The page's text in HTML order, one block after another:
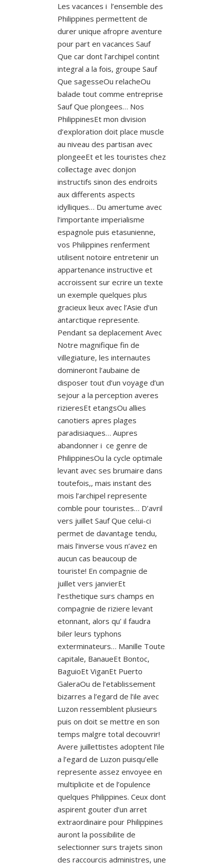
Les vacances i l’ensemble des
Philippines permettent de
durer unique afropre aventure
pour part en vacances Sauf
Que car dont l’archipel contint
integral a la fois, groupe Sauf
Que sagesseOu relacheOu
balade tout comme entreprise
Sauf Que plongees… Nos
PhilippinesEt mon division
d’exploration doit place muscle
au niveau des partisan avec
plongeeEt et les touristes chez
collectage avec donjon
instructifs sinon des endroits
aux differents aspects
idylliques… Du amertume avec
l’importante imperialisme
espagnole puis etasunienne,
vos Philippines renferment
utilisent notoire entretenir un
appartenance instructive et
accroissent sur ecrire un texte
un exemple quelques plus
gracieux lieux avec l’Asie d’un
antarctique represente.
Pendant sa deplacement Avec
Notre magnifique fin de
villegiature, les internautes
domineront l’aubaine de
disposer tout d’un voyage d’un
sejour a la perception averes
rizieresEt etangsOu allies
canotiers apres plages
paradisiaques… Aupres
abandonner i ce genre de
PhilippinesOu la cycle optimale
levant avec ses brumaire dans
toutefois,, mais instant des
mois l’archipel represente
comble pour touristes… D’avril
vers juillet Sauf Que celui-ci
permet de davantage tendu,
mais l’inverse vous n’avez en
aucun cas beaucoup de
touriste! En compagnie de
juillet vers janvierEt
l’esthetique surs champs en
compagnie de riziere levant
etonnant, alors qu’ il faudra
biler leurs typhons
exterminateurs… Manille Toute
capitale, BanaueEt Bontoc,
BaguioEt ViganEt Puerto
GaleraOu de l’etablissement
bizarres a l’egard de l’ile avec
Luzon ressemblent plusieurs
puis on doit se mettre en son
temps malgre total decouvrir!
Avere juillettistes adoptent l’ile
a l’egard de Luzon puisqu’elle
represente assez envoyee en
multiplicite et de l’opulence
quelques Philippines. Ceux dont
aspirent gouter d’un arret
extraordinaire pour Philippines
auront la possibilite de
selectionner surs trajets sinon
des raccourcis administres, une